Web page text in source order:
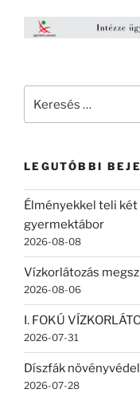
LEGUTÓBBI
Élményekkel teli
gyermektábor
2026-08-08
Vízkorlátozás
2026-08-06
I. FOKÚ
2026-07-31
Díszfák
2026-07-28